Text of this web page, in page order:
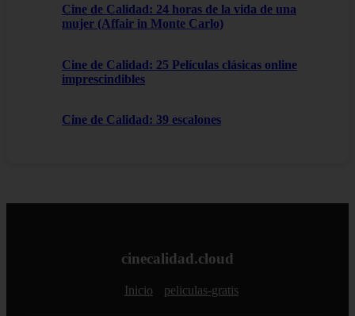
Cine de Calidad: 24 horas de la vida de una
mujer (Affair in Monte Carlo)
Cine de Calidad: 25 Películas clásicas online
imprescindibles
Cine de Calidad: 39 escalones
cinecalidad.cloud
Inicio peliculas-gratis